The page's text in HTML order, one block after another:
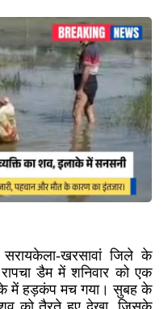
सरायकेला-खरसावां जिले के
रापचा डैम में शनिवार को एक
में हड़कंप मच गया। सुबह के